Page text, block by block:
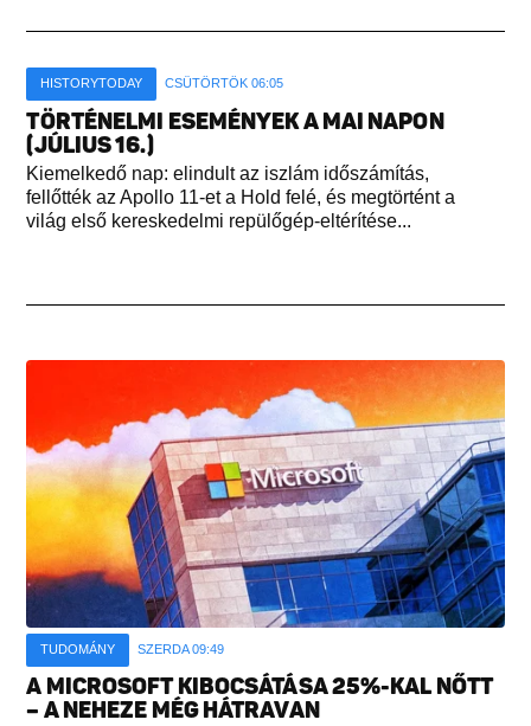
HISTORYTODAY CSÜTÖRTÖK 06:05
TÖRTÉNELMI ESEMÉNYEK A MAI NAPON
(JÚLIUS 16.)
Kiemelkedő nap: elindult az iszlám időszámítás,
fellőtték az Apollo 11-et a Hold felé, és megtörtént a
világ első kereskedelmi repülőgép-eltérítése...
TUDOMÁNY SZERDA 09:49
A MICROSOFT KIBOCSÁTÁSA 25%-KAL NŐTT
– A NEHEZE MÉG HÁTRAVAN